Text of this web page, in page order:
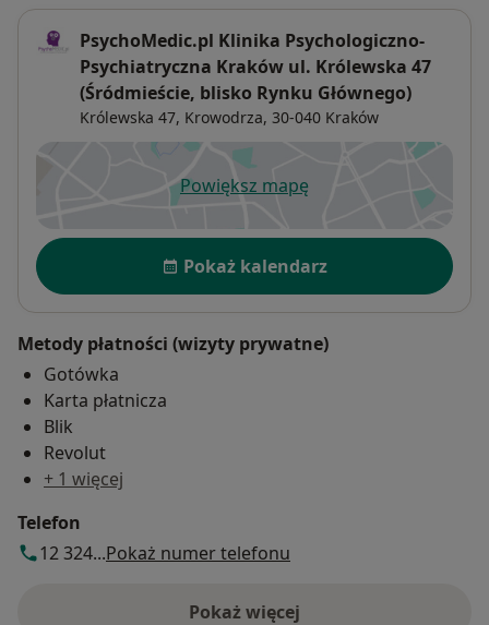
PsychoMedic.pl Klinika Psychologiczno-
Psychiatryczna Kraków ul. Królewska 47
(Śródmieście, blisko Rynku Głównego)
Królewska 47, Krowodrza, 30-040 Kraków
Powiększ mapęotwiera się w nowej karcie
Dostępność
Pokaż kalendarz
Metody płatności (wizyty prywatne)
Gotówka
Karta płatnicza
Blik
Revolut
+ 1 więcej
Telefon
12 324...Pokaż numer telefonu
Pokaż więcej